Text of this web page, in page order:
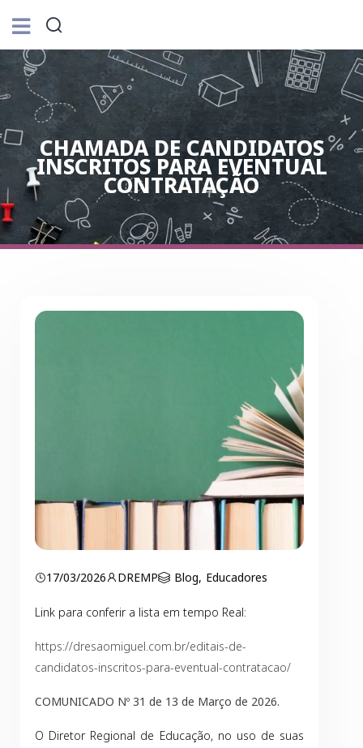
CHAMADA DE CANDIDATOS
INSCRITOS PARA EVENTUAL
CONTRATAÇÃO
17/03/2026 DREMP Blog, Educadores
Link para conferir a lista em tempo Real:
https://dresaomiguel.com.br/editais-de-
candidatos-inscritos-para-eventual-contratacao/
COMUNICADO Nº 31 de 13 de Março de 2026.
O Diretor Regional de Educação, no uso de suas